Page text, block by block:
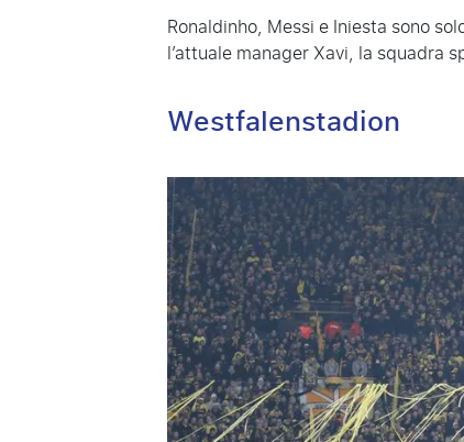
Ronaldinho, Messi e Iniesta sono
l’attuale manager Xavi, la squadra
Westfalenstadion